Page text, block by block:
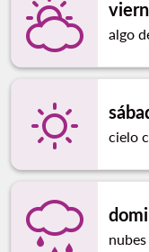
algo
cielo
nubes